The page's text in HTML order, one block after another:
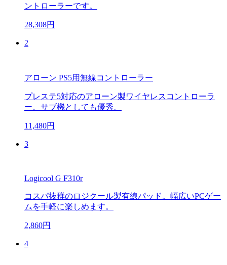
ントローラーです。
28,308円
2
アローン PS5用無線コントローラー
プレステ5対応のアローン製ワイヤレスコントローラ
ー。サブ機としても優秀。
11,480円
3
Logicool G F310r
コスパ抜群のロジクール製有線パッド。幅広いPCゲー
ムを手軽に楽しめます。
2,860円
4